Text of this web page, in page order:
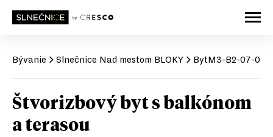
Bývanie Slnečnice Nad mestom BLOKY BytM3-B2-07-05
Štvorizbový byt s balkónom
a terasou